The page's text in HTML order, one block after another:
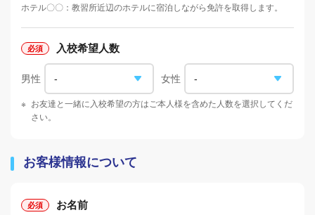
ホテル〇〇：教習所近辺のホテルに宿泊しながら免許を取得します。
入校希望人数
男性 女性
※ お友達と一緒に入校希望の方はご本人様を含めた人数を選択してくだ
さい。
お客様情報について
お名前